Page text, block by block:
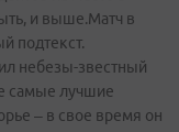
и выше.Матч в
подтекст.
небезы-звестный
самые лучшие
– в свое время он